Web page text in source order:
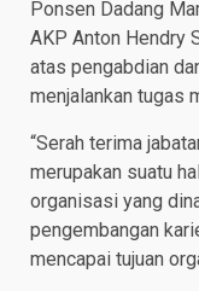
Ponsen Dadang
AKP Anton Hendry
atas pengabdian
menjalankan tugas
“Serah terima
merupakan suatu
organisasi yang
pengembangan
mencapai tujuan